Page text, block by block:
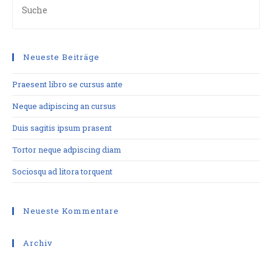
Neueste Beiträge
Praesent libro se cursus ante
Neque adipiscing an cursus
Duis sagitis ipsum prasent
Tortor neque adpiscing diam
Sociosqu ad litora torquent
Neueste Kommentare
Archiv